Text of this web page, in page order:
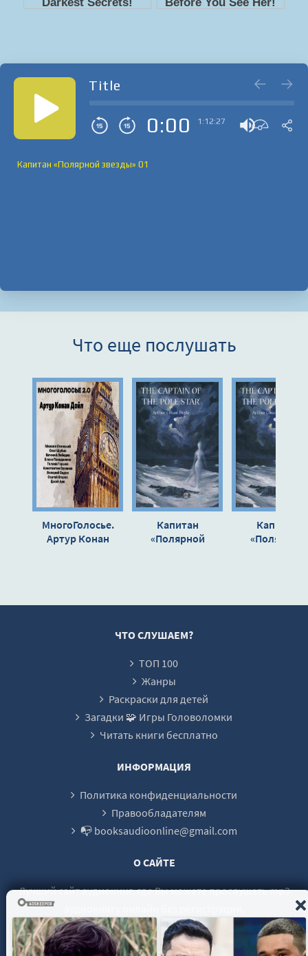
Title
0:00 1:12:27
Капитан «Полярной звезды» 01
Что еще послушать
МногоГолосье.
Артур Конан
Капитан
«Полярной
Капитан
«Полярной
ЧТО СЛУШАЕМ?
ТОП 100
Жанры
Раскраски для детей
Загадки 🧩 Игры Головоломки
Читать книги бесплатно
ИНФОРМАЦИЯ
Политика конфиденциальности
Правообладателям
📭 booksaudioonline@gmail.com
О САЙТЕ
Лучший сайт аудиокниг, где Вы можете прослушать mp3